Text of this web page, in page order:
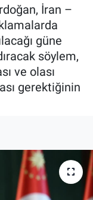
İran –
güne
söylem,
ve olası
gerektiğinin